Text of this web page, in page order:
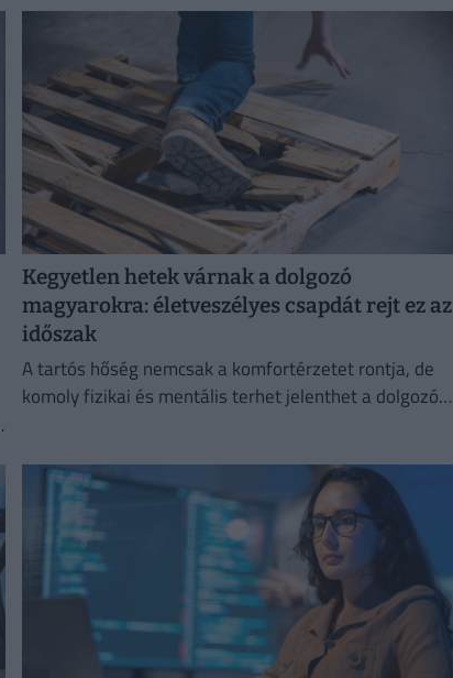
Kegyetlen hetek várnak a dolgozó
magyarokra: életveszélyes csapdát rejt ez az
időszak
A tartós hőség nemcsak a komfortérzetet rontja, de
komoly fizikai és mentális terhet jelenthet a dolgozók